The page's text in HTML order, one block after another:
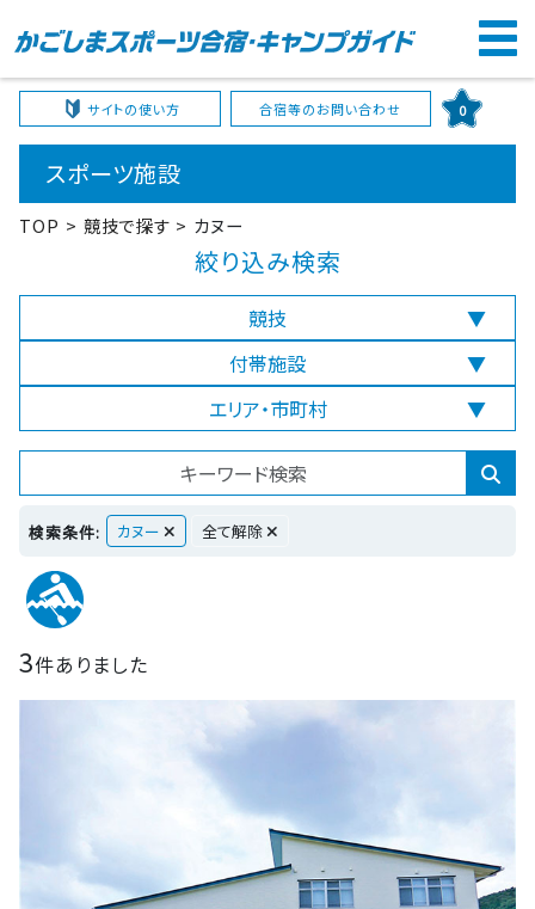
サイトの使い方 合宿等のお問い合わせ 0
スポーツ施設
TOP 競技で探す カヌー
絞り込み検索
競技
付帯施設
エリア・市町村
検索条件: カヌー 全て解除
3件ありました